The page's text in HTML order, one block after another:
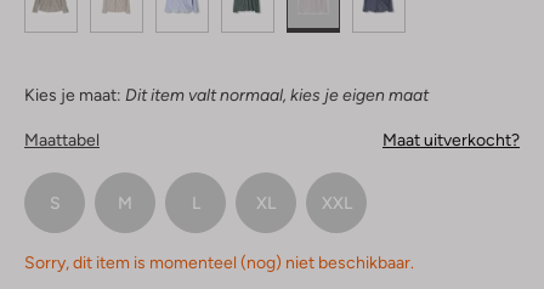
Kies je maat: Dit item valt normaal, kies je eigen maat
Maattabel Maat uitverkocht?
S M L XL XXL
Sorry, dit item is momenteel (nog) niet beschikbaar.